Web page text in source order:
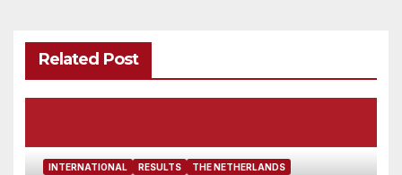
Related Post
INTERNATIONAL RESULTS THE NETHERLANDS